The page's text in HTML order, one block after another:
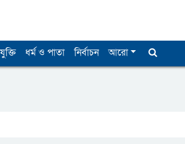
ধর্ম ও পাতা নির্বাচন আরো